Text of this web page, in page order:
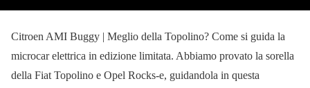
Citroen AMI Buggy | Meglio della Topolino? Come si guida la
microcar elettrica in edizione limitata. Abbiamo provato la sorella
della Fiat Topolino e Opel Rocks-e, guidandola in questa